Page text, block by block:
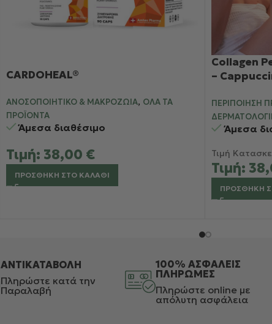
CARDOHEAL®
ΑΝΟΣΟΠΟΙΗΤΙΚΌ & ΜΑΚΡΟΖΩΊΑ, ΌΛΑ ΤΑ
ΠΡΟΪΌΝΤΑ
Άμεσα διαθέσιμο
Τιμή: 38,00 €
ΠΡΟΣΘΉΚΗ ΣΤΟ ΚΑΛΆΘΙ
Collagen
–
ΠΕΡΙΠΟΊΗΣΗ
Άμεσα
Τιμή
Τιμή:
ΠΡΟΣΘΉΚΗ
ΑΝΤΙΚΑΤΑΒΟΛΗ
Πληρώστε κατά την
Παραλαβή
100% ΑΣΦΑΛΕΙΣ
ΠΛΗΡΩΜΕΣ
Πληρώστε online με
απόλυτη ασφάλεια